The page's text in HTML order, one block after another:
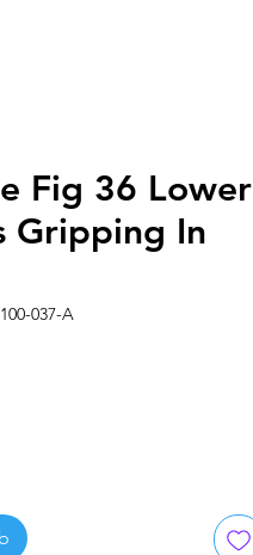
Fig 36 Lower
Gripping In
037-A